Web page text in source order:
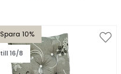
Spara 10%
till 16/8